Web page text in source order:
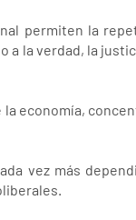
permiten la
la verdad, la
economía,
vez más